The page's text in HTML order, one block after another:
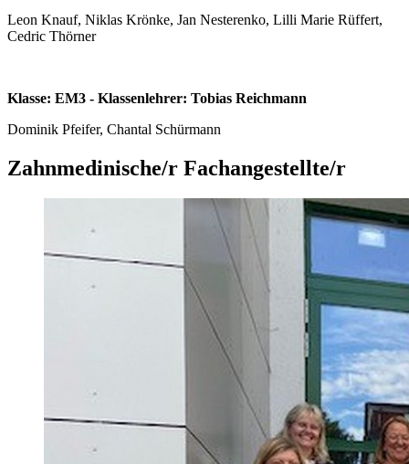
Leon Knauf, Niklas Krönke, Jan Nesterenko, Lilli Marie Rüffert,
Cedric Thörner
Klasse: EM3 - Klassenlehrer: Tobias Reichmann
Dominik Pfeifer, Chantal Schürmann
Zahnmedinische/r Fachangestellte/r